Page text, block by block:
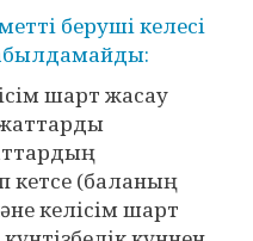
беруші келесі
шарт жасау
кетсе (баланың
келісім шарт